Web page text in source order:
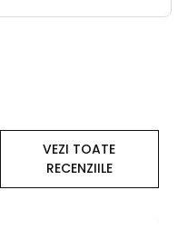
VEZI TOATE
RECENZIILE